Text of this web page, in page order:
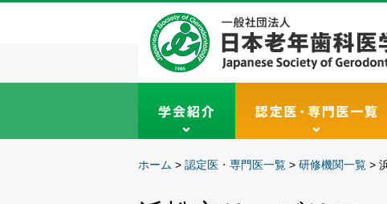
ホーム > 認定医・専門医一覧 > 研修機関一覧 >